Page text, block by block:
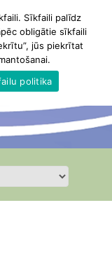
Sīkfaili palīdz
obligātie sīkfaili
jūs piekrītat
politika